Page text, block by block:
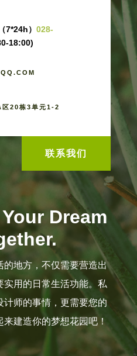
7*24h） 028-
18:00)
区20栋3单元1-2
联系我们
Dream
的地方，不仅需要营造出
实用的日常生活功能。私
师的事情，更需要您的
建造你的梦想花园吧！